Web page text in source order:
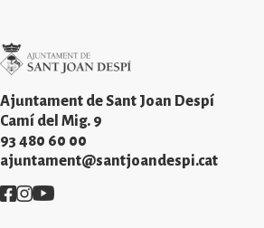
Imatge
Ajuntament de Sant Joan Despí
Camí del Mig. 9
93 480 60 00
ajuntament@santjoandespi.cat
Imatge
Imatge
Imatge